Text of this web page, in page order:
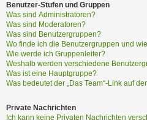
Benutzer-Stufen und Gruppen
Was sind Administratoren?
Was sind Moderatoren?
Was sind Benutzergruppen?
Wo finde ich die Benutzergruppen und
Wie werde ich Gruppenleiter?
Weshalb werden verschiedene
Was ist eine Hauptgruppe?
Was bedeutet der „Das Team“-Link auf
Private Nachrichten
Ich kann keine Privaten Nachrichten